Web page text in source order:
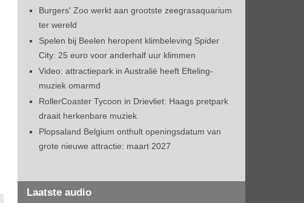
Burgers' Zoo werkt aan grootste zeegrasaquarium
ter wereld
Spelen bij Beelen heropent klimbeleving Spider
City: 25 euro voor anderhalf uur klimmen
Video: attractiepark in Australië heeft Efteling-
muziek omarmd
RollerCoaster Tycoon in Drievliet: Haags pretpark
draait herkenbare muziek
Plopsaland Belgium onthult openingsdatum van
grote nieuwe attractie: maart 2027
Laatste audio